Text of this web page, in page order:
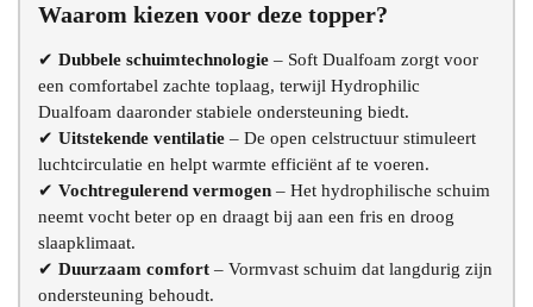
Waarom kiezen voor deze topper?
✔ Dubbele schuimtechnologie – Soft Dualfoam zorgt voor
een comfortabel zachte toplaag, terwijl Hydrophilic
Dualfoam daaronder stabiele ondersteuning biedt.
✔ Uitstekende ventilatie – De open celstructuur stimuleert
luchtcirculatie en helpt warmte efficiënt af te voeren.
✔ Vochtregulerend vermogen – Het hydrophilische schuim
neemt vocht beter op en draagt bij aan een fris en droog
slaapklimaat.
✔ Duurzaam comfort – Vormvast schuim dat langdurig zijn
ondersteuning behoudt.